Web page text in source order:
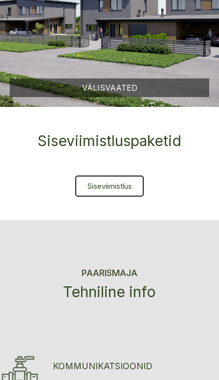
VÄLISVAATED
Siseviimistluspaketid
Siseviimistlus
PAARISMAJA
Tehniline info
KOMMUNIKATSIOONID